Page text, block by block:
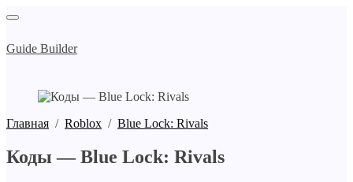
Guide Builder
Главная / Roblox / Blue Lock: Rivals
Коды — Blue Lock: Rivals